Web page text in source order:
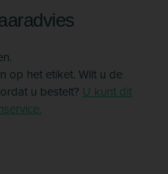
op het etiket. Wilt u de
u bestelt? U kunt dit